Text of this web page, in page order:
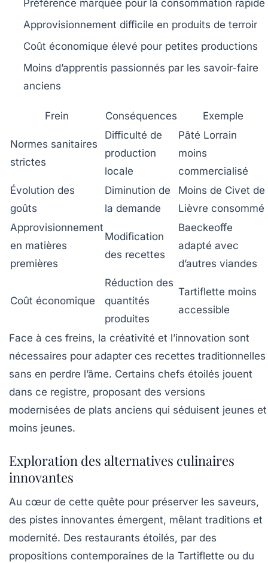
Préférence marquée pour la consommation rapide
Approvisionnement difficile en produits de terroir
Coût économique élevé pour petites productions
Moins d’apprentis passionnés par les savoir-faire
anciens
Frein Conséquences Exemple
Normes sanitaires
strictes
Difficulté de
production
locale
Pâté Lorrain
moins
commercialisé
Évolution des
goûts
Diminution de
la demande
Moins de Civet de
Lièvre consommé
Approvisionnement
en matières
premières
Modification
des recettes
Baeckeoffe
adapté avec
d’autres viandes
Coût économique
Réduction des
quantités
produites
Tartiflette moins
accessible
Face à ces freins, la créativité et l’innovation sont
nécessaires pour adapter ces recettes traditionnelles
sans en perdre l’âme. Certains chefs étoilés jouent
dans ce registre, proposant des versions
modernisées de plats anciens qui séduisent jeunes et
moins jeunes.
Exploration des alternatives culinaires
innovantes
Au cœur de cette quête pour préserver les saveurs,
des pistes innovantes émergent, mêlant traditions et
modernité. Des restaurants étoilés, par des
propositions contemporaines de la Tartiflette ou du